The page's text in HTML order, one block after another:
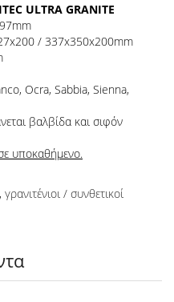
ULTRA GRANITE
/ 337x350x200mm
Ocra, Sabbia, Sienna,
βαλβίδα και σιφόν
υποκαθήμενο.
, γρανιτένιοι / συνθετικοί